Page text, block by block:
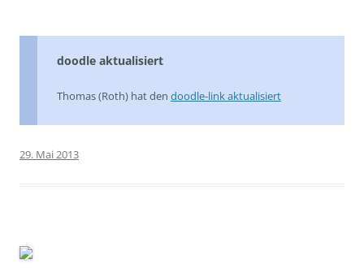
doodle aktualisiert
Thomas (Roth) hat den doodle-link aktualisiert
29. Mai 2013